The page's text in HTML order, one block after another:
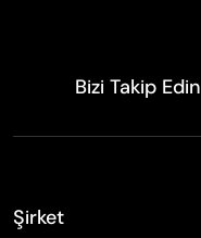
Bizi Takip Edin
Şirket